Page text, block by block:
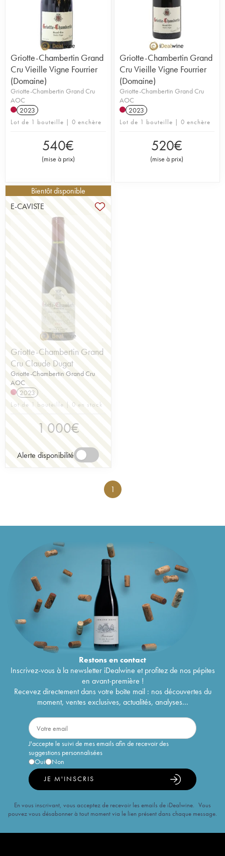
Griotte-Chambertin Grand
Cru Vieille Vigne Fourrier
(Domaine)
Griotte-Chambertin Grand Cru
AOC
2023
Lot de 1 bouteille | 0 enchère
540€
(mise à prix)
Griotte-Chambertin Grand
Cru Vieille Vigne Fourrier
(Domaine)
Griotte-Chambertin Grand Cru
AOC
2023
Lot de 1 bouteille | 0 enchère
520€
(mise à prix)
Bientôt disponible
E-CAVISTE
Griotte-Chambertin Grand
Cru Claude Dugat
Griotte-Chambertin Grand Cru
AOC
2023
Lot de 1 bouteille | 0 en stock
1 000€
Alerte disponibilité
1
Restons encontact
Inscrivez-vous à la newsletter iDealwine et profitez de nos pépites
en avant-première !
Recevez directement dans votre boîte mail : nos découvertes du
moment, ventes exclusives, actualités, analyses...
J'accepte le suivi de mes emails afin de recevoir des
suggestions personnalisées
Oui
Non
JE M'INSCRIS
En vous inscrivant, vous acceptez de recevoir les emails de iDealwine. Vous
pouvez vous désabonner à tout moment via le lien présent dans chaque message.